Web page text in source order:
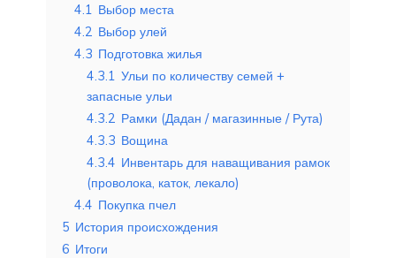
4.1 Выбор места
4.2 Выбор улей
4.3 Подготовка жилья
4.3.1 Ульи по количеству семей +
запасные ульи
4.3.2 Рамки (Дадан / магазинные / Рута)
4.3.3 Вощина
4.3.4 Инвентарь для наващивания рамок
(проволока, каток, лекало)
4.4 Покупка пчел
5 История происхождения
6 Итоги